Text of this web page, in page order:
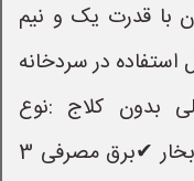
با قدرت یک و نیم
طوری: عرض 25: قابل استفاده در سردخانه
✔فن 120*120 معمولی بدون کلاج :نوع
الکتروژن با قدرت یک و نیم اسب بخار ✔برق مصرفی 3